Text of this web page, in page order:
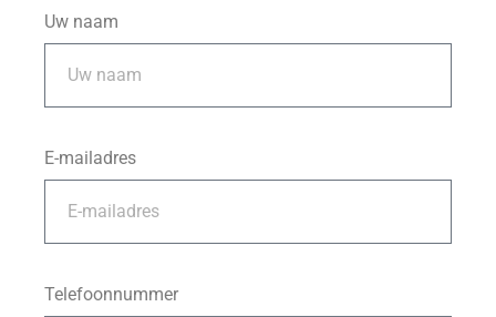
Uw naam
E-mailadres
Telefoonnummer